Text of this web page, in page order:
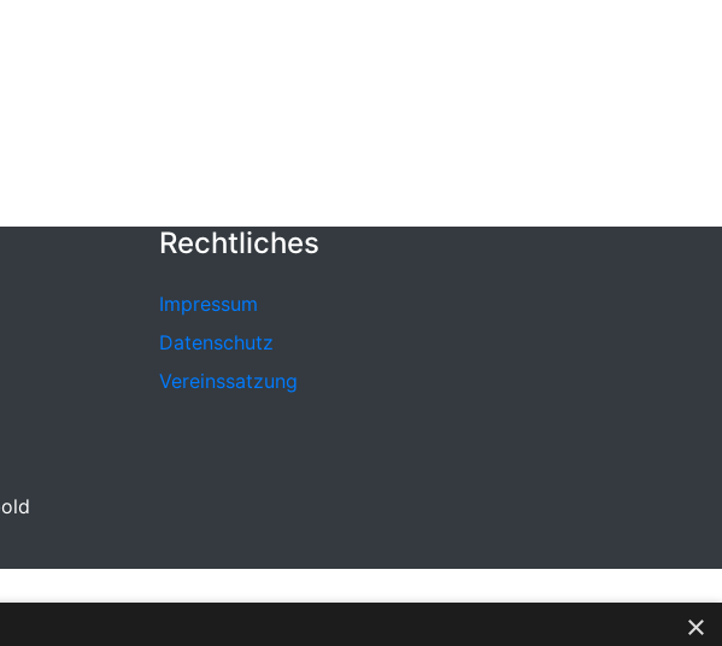
Rechtliches
Impressum
Datenschutz
Vereinssatzung
×